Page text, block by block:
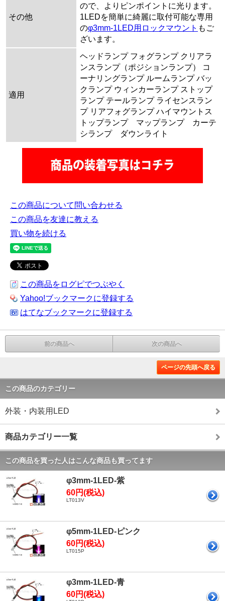
その他
ので、よりピンポイントに光ります。
1LEDを簡単に綺麗に取付可能な専用
のφ3mm-1LED用ロックマウント もご
ざいます。
適用
ヘッドランプ フォグランプ クリアラ
ンスランプ（ポジションランプ） コ
ーナリングランプ ルームランプ バッ
クランプ ウィンカーランプ ストップ
ランプ テールランプ ライセンスラン
プ リアフォグランプ ハイマウントス
トップランプ マップランプ カーテ
シランプ ダウンライト
この商品について問い合わせる
この商品を友達に教える
買い物を続ける
この商品をログピでつぶやく
Yahoo!ブックマークに登録する
はてなブックマークに登録する
前の商品へ 次の商品へ
ページの先頭へ戻る
この商品のカテゴリー
外装・内装用LED
商品カテゴリー一覧
この商品を買った人はこんな商品も買ってます
φ3mm-1LED-紫
60円(税込)
LT013V
φ5mm-1LED-ピンク
60円(税込)
LT015P
φ3mm-1LED-青
60円(税込)